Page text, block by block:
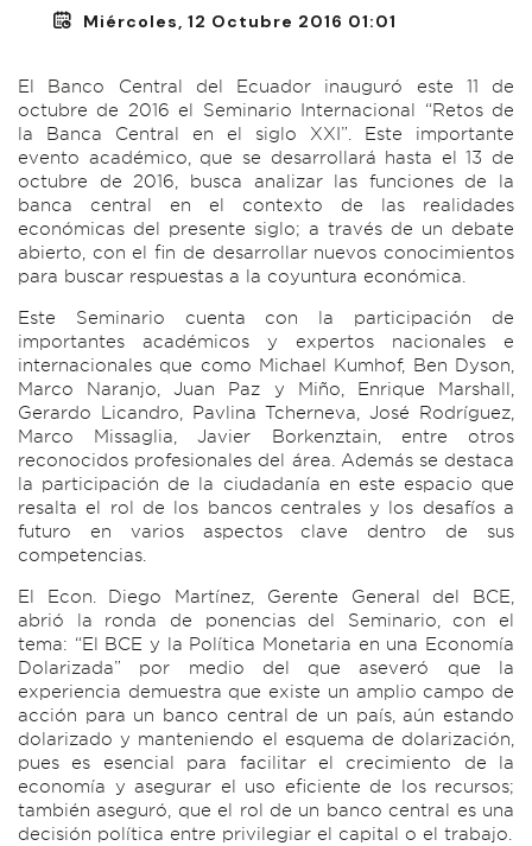
Miércoles, 12 Octubre 2016 01:01
El Banco Central del Ecuador inauguró este 11 de
octubre de 2016 el Seminario Internacional “Retos de
la Banca Central en el siglo XXI”. Este importante
evento académico, que se desarrollará hasta el 13 de
octubre de 2016, busca analizar las funciones de la
banca central en el contexto de las realidades
económicas del presente siglo; a través de un debate
abierto, con el fin de desarrollar nuevos conocimientos
para buscar respuestas a la coyuntura económica.
Este Seminario cuenta con la participación de
importantes académicos y expertos nacionales e
internacionales que como Michael Kumhof, Ben Dyson,
Marco Naranjo, Juan Paz y Miño, Enrique Marshall,
Gerardo Licandro, Pavlina Tcherneva, José Rodríguez,
Marco Missaglia, Javier Borkenztain, entre otros
reconocidos profesionales del área. Además se destaca
la participación de la ciudadanía en este espacio que
resalta el rol de los bancos centrales y los desafíos a
futuro en varios aspectos clave dentro de sus
competencias.
El Econ. Diego Martínez, Gerente General del BCE,
abrió la ronda de ponencias del Seminario, con el
tema: “El BCE y la Política Monetaria en una Economía
Dolarizada” por medio del que aseveró que la
experiencia demuestra que existe un amplio campo de
acción para un banco central de un país, aún estando
dolarizado y manteniendo el esquema de dolarización,
pues es esencial para facilitar el crecimiento de la
economía y asegurar el uso eficiente de los recursos;
también aseguró, que el rol de un banco central es una
decisión política entre privilegiar el capital o el trabajo.